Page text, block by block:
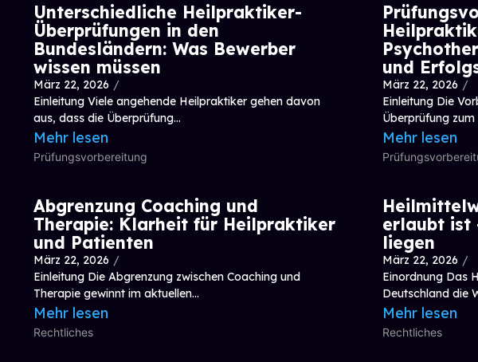
Unterschiedliche Heilpraktiker-
Überprüfungen in den
Bundesländern: Was Bewerber
wissen müssen
März 22, 2026 /
Einleitung Viele angehende Heilpraktiker gehen davon
aus, dass die Überprüfung...
Mehr lesen
Prüfungsvorbereitung
und
März 22, 2026 /
Einleitung Die
Überprüfung zum
Mehr lesen
Abgrenzung Coaching und
Therapie: Klarheit für Heilpraktiker
und Patienten
März 22, 2026 /
Einleitung Die Abgrenzung zwischen Coaching und
Therapie gewinnt im aktuellen...
Mehr lesen
Rechtliches
erlaubt ist
liegen
März 22, 2026 /
Einordnung Das
Deutschland die
Mehr lesen
Rechtliches